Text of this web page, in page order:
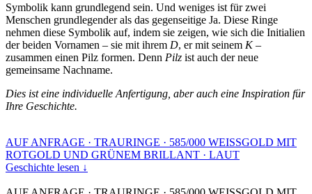
Symbolik kann grundlegend sein. Und weniges ist für zwei
Menschen grundlegender als das gegenseitige Ja. Diese Ringe
nehmen diese Symbolik auf, indem sie zeigen, wie sich die Initialien
der beiden Vornamen – sie mit ihrem D, er mit seinem K–
zusammen einen Pilz formen. Denn Pilz ist auch der neue
gemeinsame Nachname.
Dies ist eine individuelle Anfertigung, aber auch eine Inspiration für
Ihre Geschichte.
AUF ANFRAGE · TRAURINGE · 585/000 WEISSGOLD MIT
ROTGOLD UND GRÜNEM BRILLANT · LAUT
Geschichte lesen ↓